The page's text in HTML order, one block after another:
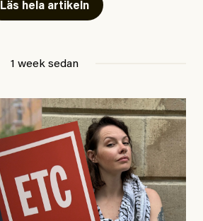
Läs hela artikeln
1 week sedan